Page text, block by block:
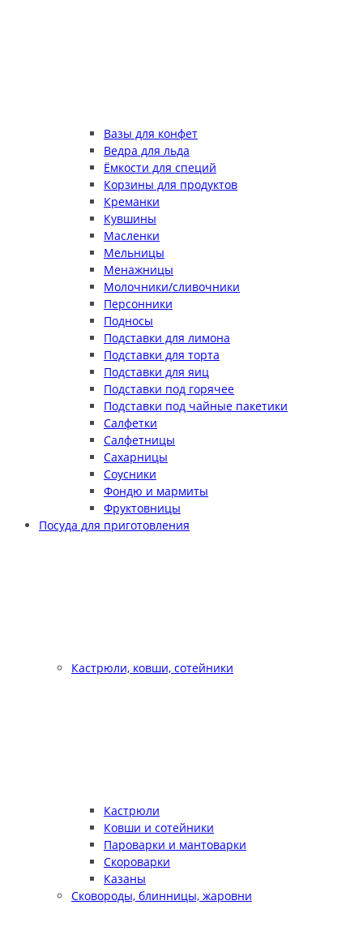
Вазы для конфет
Ведра для льда
Ёмкости для специй
Корзины для продуктов
Креманки
Кувшины
Масленки
Мельницы
Менажницы
Молочники/сливочники
Персонники
Подносы
Подставки для лимона
Подставки для торта
Подставки для яиц
Подставки под горячее
Подставки под чайные пакетики
Салфетки
Салфетницы
Сахарницы
Соусники
Фондю и мармиты
Фруктовницы
Посуда для приготовления
Кастрюли, ковши, сотейники
Кастрюли
Ковши и сотейники
Пароварки и мантоварки
Скороварки
Казаны
Сковороды, блинницы, жаровни